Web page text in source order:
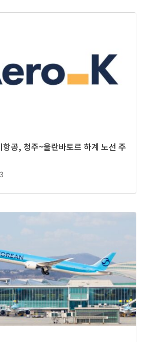
항공, 청주~울란바토르 하계 노선 주